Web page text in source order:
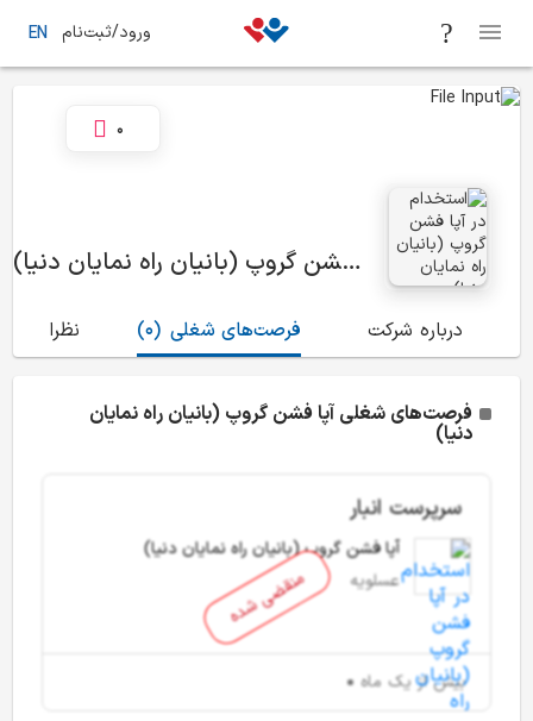
ورود/ثبت‌نام EN
آپا فشن گروپ (بانیان راه نمایان دنیا)
0
درباره شرکت (0) فرصت‌های شغلی نظرات
فرصت‌های شغلی آپا فشن گروپ (بانیان راه نمایان
دنیا)
منقضی شده
سرپرست انبار
آپا فشن گروپ (بانیان راه نمایان دنیا)
عسلویه
بیش از یک ماه